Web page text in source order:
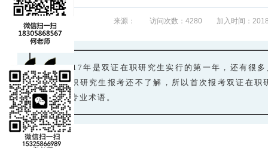
来源： 访问次数：4280 加入时间：2018-
2017年是双证在职研究生实行的第一年，还有很
在职研究生报考还不了解，所以首次报考双证在
些专业术语。